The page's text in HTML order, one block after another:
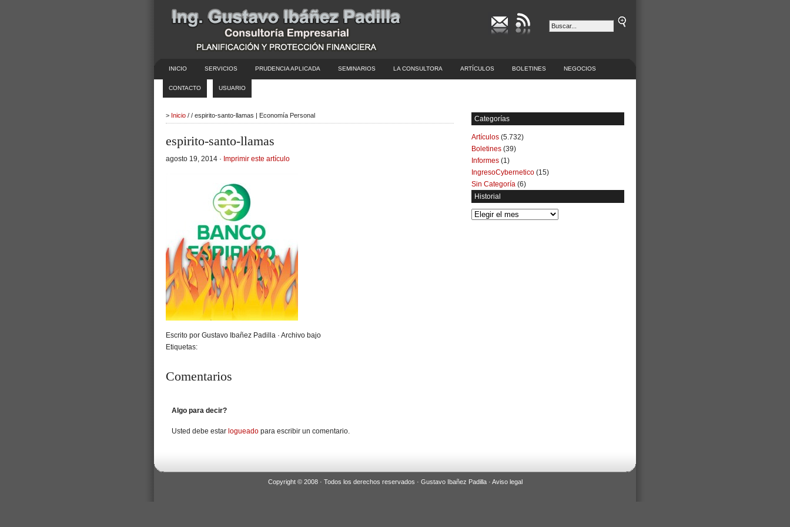
INICIO SERVICIOS PRUDENCIA APLICADA SEMINARIOS LA CONSULTORA ARTÍCULOS BOLETINES NEGOCIOS
CONTACTO USUARIO
> Inicio / / espirito-santo-llamas | Economía Personal
espirito-santo-llamas
agosto 19, 2014 · Imprimir este artículo
Escrito por Gustavo Ibañez Padilla · Archivo bajo
Etiquetas:
Comentarios
Algo para decir?
Usted debe estar logueado para escribir un comentario.
Categorías
Artículos (5.732)
Boletines (39)
Informes (1)
IngresoCybernetico (15)
Sin Categoría (6)
Historial
Historial
Copyright © 2008 · Todos los derechos reservados · Gustavo Ibañez Padilla · Aviso legal